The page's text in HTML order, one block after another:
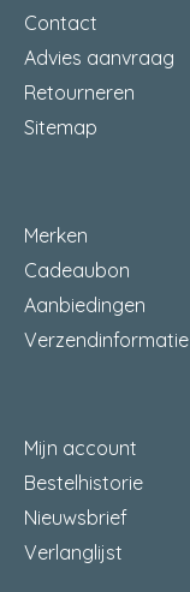
Contact
Advies aanvraag
Retourneren
Sitemap
Merken
Cadeaubon
Aanbiedingen
Verzendinformatie
Mijn account
Bestelhistorie
Nieuwsbrief
Verlanglijst